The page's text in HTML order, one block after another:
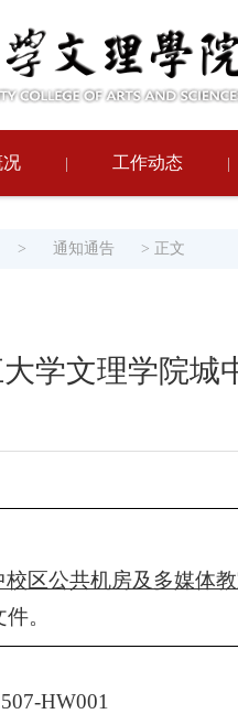
况 工作动态
> 通知通告 > 正文
学文理学院城
区公共机房及多媒体
。
HW001